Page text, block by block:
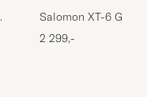
Salomon XT-6 GTX
White Pepper/Silver
2 299,-